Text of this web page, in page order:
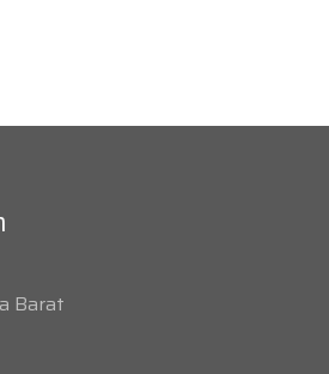
Barat